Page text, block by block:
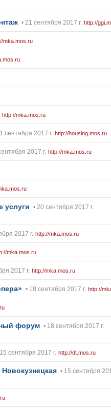
• 21 сентября 2017 г. http://
mka.mos.ru
http://mka.mos.ru
сентября 2017 г. http://housing.mos.ru
2017 г. http://mka.mos.ru
услуги • 20 сентября 2017 г.
2017 г. http://mka.mos.ru
mka.mos.ru
2017 г. http://mka.mos.ru
• 18 сентября 2017 г. http://
форум • 18 сентября 2017 г.
сентября 2017 г. http://dt.mos.ru
• 15 сентября